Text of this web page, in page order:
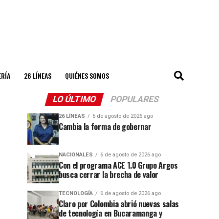
26 LÍNEAS QUIÉNES SOMOS
LO ÚLTIMO POPULARES
26 LÍNEAS 6 de agosto de 2026 ago
Cambia la forma de gobernar
NACIONALES 6 de agosto de 2026 ago
Con el programa ACE 1.0 Grupo Argos
busca cerrar la brecha de valor
TECNOLOGÍA 6 de agosto de 2026 ago
Claro por Colombia abrió nuevas salas
de tecnología en Bucaramanga y